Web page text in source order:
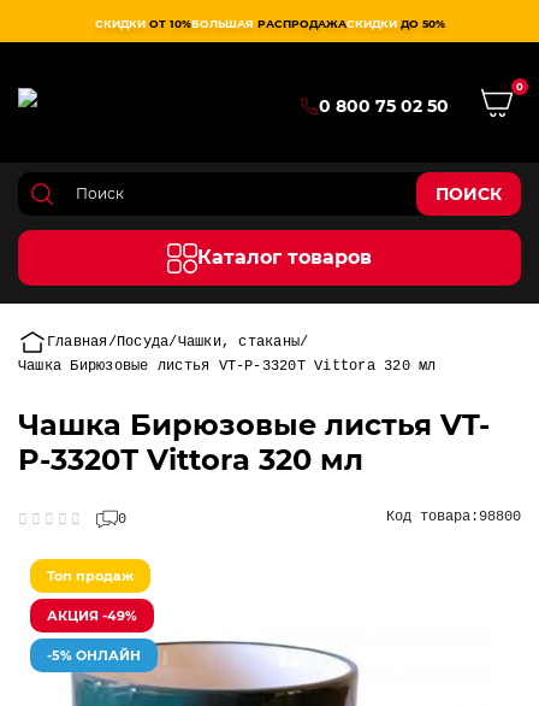
СКИДКИ ОТ 10%БОЛЬШАЯ РАСПРОДАЖАСКИДКИ ДО 50%
0 800 75 02 50
0
ПОИСК
Каталог товаров
Главная Посуда Чашки, стаканы
Чашка Бирюзовые листья VT-P-3320Т Vittora 320 мл
Чашка Бирюзовые листья VT-
P-3320Т Vittora 320 мл
0 Код товара:98800
Топ продаж
АКЦИЯ -49%
-5% ОНЛАЙН